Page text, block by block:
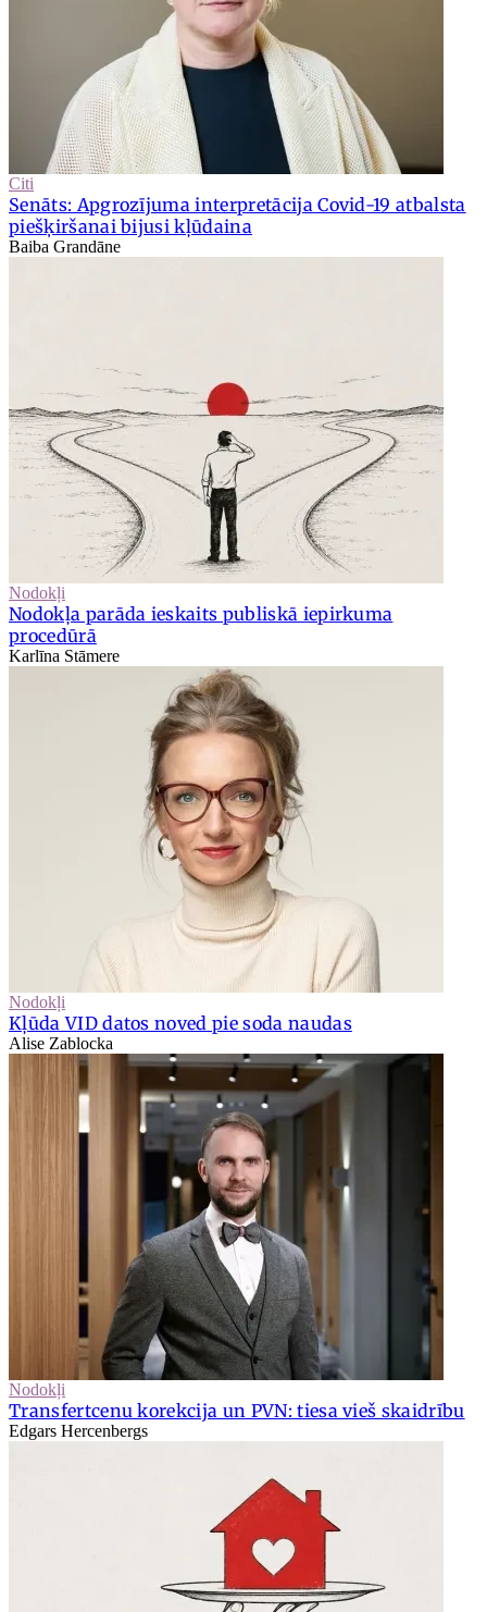
Citi
Senāts: Apgrozījuma interpretācija Covid-19 atbalsta
piešķiršanai bijusi kļūdaina
Baiba Grandāne
Nodokļi
Nodokļa parāda ieskaits publiskā iepirkuma
procedūrā
Karlīna Stāmere
Nodokļi
Kļūda VID datos noved pie soda naudas
Alise Zablocka
Nodokļi
Transfertcenu korekcija un PVN: tiesa vieš skaidrību
Edgars Hercenbergs